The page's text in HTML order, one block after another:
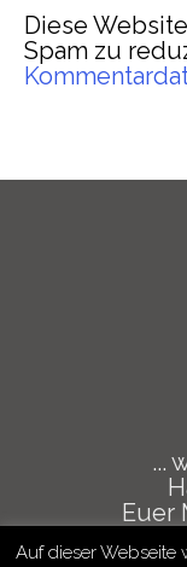
Diese
Spam zu
...
Euer
Auf dieser Webseite